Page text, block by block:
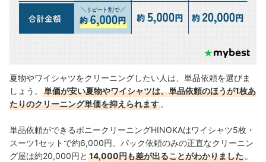
夏物やワイシャツをクリーニングしたい人は、単品依頼を選びま
しょう。
単価が安い夏物やワイシャツは、単品依頼のほうが1枚あ
たりのクリーニング単価を抑えられます 。
単品依頼ができるポニークリーニングHINOKAはワイシャツ5枚・
スーツ1セットで約6,000円。パック依頼のみの正直なクリーニン
グ屋は約20,000円と 14,000円も差が出ることがわかりました 。